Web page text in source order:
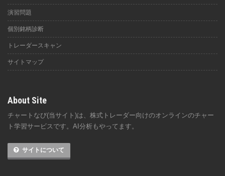
演習問題
個別銘柄診断
トレーダースキャン
サイトマップ
About Site
チャートなび(当サイト)は、株式トレーダー向けのオンラインのチャー
ト学習サービスです。AI分析もやってます。
サイトについて